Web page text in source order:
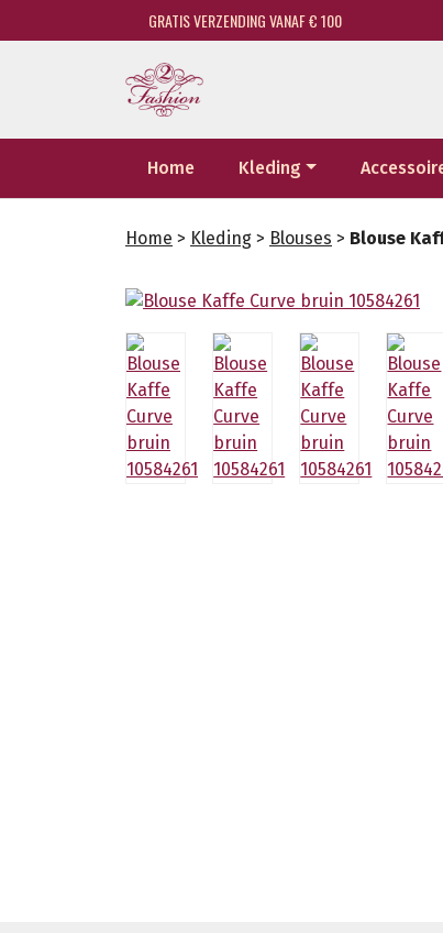
GRATIS VERZENDING VANAF € 100
Home Kleding
Home > Kleding > Blouses > Blouse